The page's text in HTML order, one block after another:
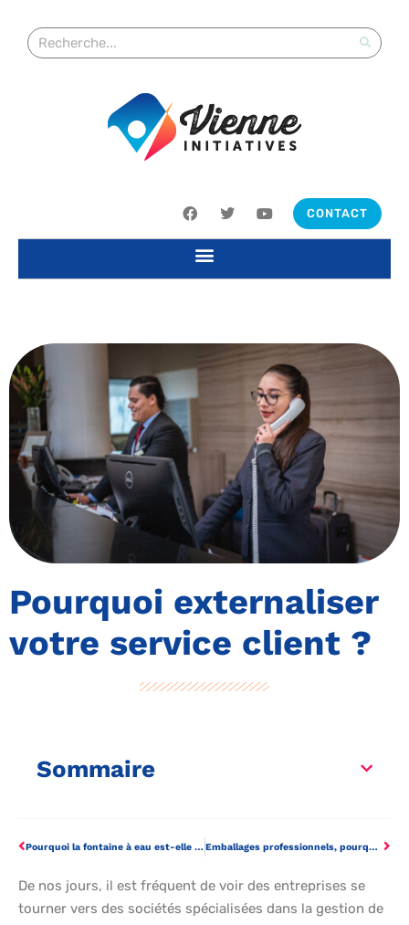
CONTACT
Pourquoi externaliser
votre service client ?
Sommaire
Pourquoi la fontaine à eau est-elle indispensable dans une entreprise ? Emballages professionnels, pourquoi s’adresser à un expert du packaging ?
De nos jours, il est fréquent de voir des entreprises se
tourner vers des sociétés spécialisées dans la gestion de